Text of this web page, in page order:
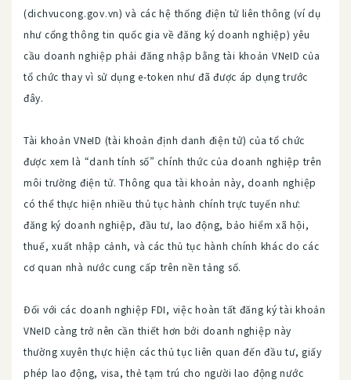
(dichvucong.gov.vn) và các hệ thống điện tử liên thông (ví dụ
như cổng thông tin quốc gia về đăng ký doanh nghiệp) yêu
cầu doanh nghiệp phải đăng nhập bằng tài khoản VNeID của
tổ chức thay vì sử dụng e-token như đã được áp dụng trước
đây.
Tài khoản VNeID (tài khoản định danh điện tử) của tổ chức
được xem là “danh tính số” chính thức của doanh nghiệp trên
môi trường điện tử. Thông qua tài khoản này, doanh nghiệp
có thể thực hiện nhiều thủ tục hành chính trực tuyến như:
đăng ký doanh nghiệp, đầu tư, lao động, bảo hiểm xã hội,
thuế, xuất nhập cảnh, và các thủ tục hành chính khác do các
cơ quan nhà nước cung cấp trên nền tảng số.
Đối với các doanh nghiệp FDI, việc hoàn tất đăng ký tài khoản
VNeID càng trở nên cần thiết hơn bởi doanh nghiệp này
thường xuyên thực hiện các thủ tục liên quan đến đầu tư, giấy
phép lao động, visa, thẻ tạm trú cho người lao động nước